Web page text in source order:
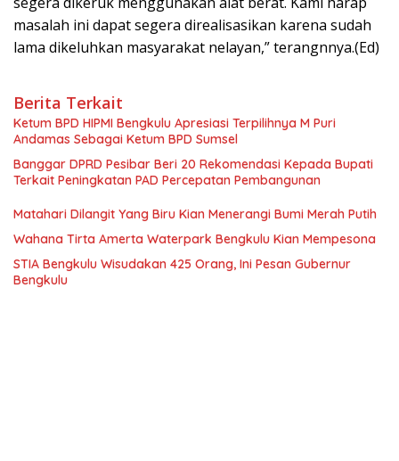
masalah ini dapat segera direalisasikan karena sudah
lama dikeluhkan masyarakat nelayan,” terangnnya.(Ed)
Berita Terkait
Ketum BPD HIPMI Bengkulu Apresiasi Terpilihnya M Puri
Andamas Sebagai Ketum BPD Sumsel
Banggar DPRD Pesibar Beri 20 Rekomendasi Kepada Bupati
Terkait Peningkatan PAD Percepatan Pembangunan
Matahari Dilangit Yang Biru Kian Menerangi Bumi Merah Putih
Wahana Tirta Amerta Waterpark Bengkulu Kian Mempesona
STIA Bengkulu Wisudakan 425 Orang, Ini Pesan Gubernur
Bengkulu